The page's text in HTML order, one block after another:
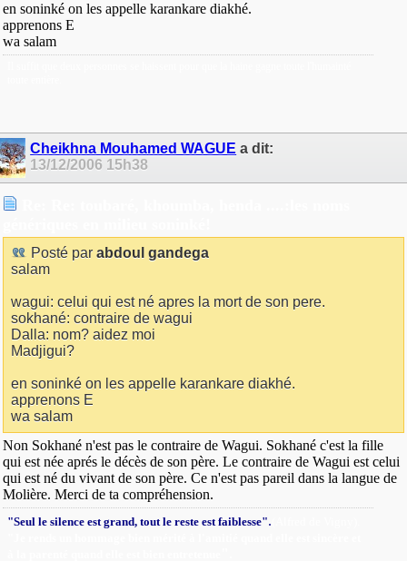
en soninké on les appelle karankare diakhé.
apprenons E
wa salam
Cheikhna Mouhamed WAGUE a dit:
13/12/2006 15h38
Posté par abdoul gandega
salam
wagui: celui qui est né apres la mort de son pere.
sokhané: contraire de wagui
Dalla: nom? aidez moi
Madjigui?
en soninké on les appelle karankare diakhé.
apprenons E
wa salam
Non Sokhané n'est pas le contraire de Wagui. Sokhané c'est la fille
qui est née aprés le décès de son père. Le contraire de Wagui est celui
qui est né du vivant de son père. Ce n'est pas pareil dans la langue de
Molière. Merci de ta compréhension.
"Seul le silence est grand, tout le reste est faiblesse".